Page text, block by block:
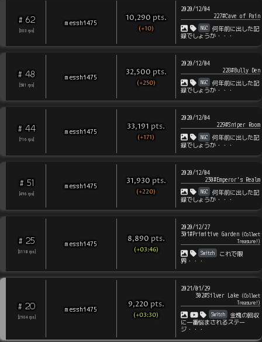
# 62
[303 rps
messhi475 10,290 pts.
(+10)
2020/12/04
227#Cave of Pain
NGC
何年前に出した記
録でしょうか・・・
# 48
581 rps
messhi475 32,500 pts.
(+250)
2020/12/04
228#Bully Den
NGC
何年前に出した記
録でしょうか・・・
# 44
[716 rps
messhi475 33,191 pts.
(+171)
2020/12/04
229#Sniper Room
NGC
何年前に出した記
録でしょうか・・・
# 51
[496 rps
messhi475 31,930 pts.
(+220)
2020/12/04
230#Emperor's Realm
NGC
何年前に出した記
録でしょうか・・・
# 25
3118 rps
messhi475 8,890 pts.
(+03:46)
2020/12/27
301#Primitive Garden(Collect
Treasure!)
Switch
これで限
界・・・
# 20
2904 rps
messhi475 9,220 pts.
(+03:30)
2021/01/29
302#Silver Lake (Collect
Treasure!)
Switch
金塊の回収
に一番悩まされるステー
ジ・・・